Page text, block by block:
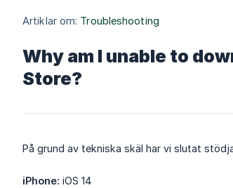
Artiklar om: Troubleshooting
Why am I unable to
Store?
På grund av tekniska skäl har vi slutat
iPhone: iOS 14